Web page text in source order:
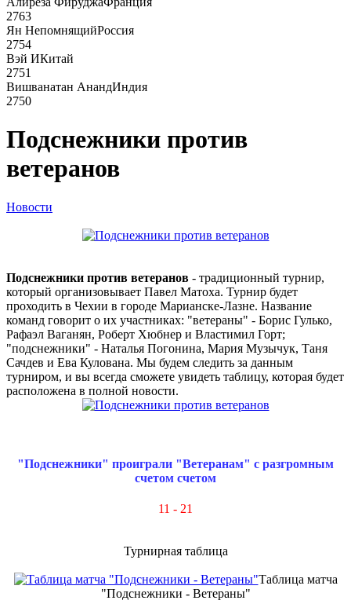
2763
Ян НепомнящийРоссия
2754
Вэй ИКитай
2751
Вишванатан АнандИндия
2750
Подснежники против
ветеранов
Новости
Подснежники против ветеранов - традиционный турнир,
который организовывает Павел Матоха. Турнир будет
проходить в Чехии в городе Марианске-Лазне. Название
команд говорит о их участниках: "ветераны" - Борис Гулько,
Рафаэл Ваганян, Роберт Хюбнер и Властимил Горт;
"подснежники" - Наталья Погонина, Мария Музычук, Таня
Сачдев и Ева Кулована. Мы будем следить за данным
турниром, и вы всегда сможете увидеть таблицу, которая будет
расположена в полной новости.
"Подснежники" проиграли "Ветеранам" с разгромным
счетом счетом
11 - 21
Турнирная таблица
Таблица матча
"Подснежники - Ветераны"